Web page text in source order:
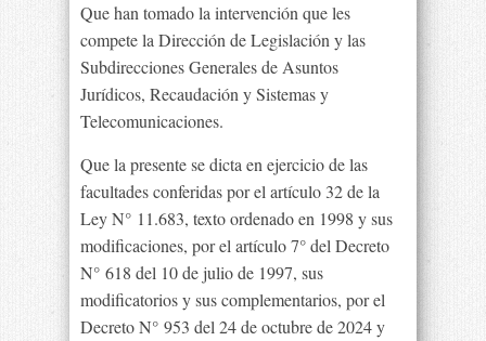
Que han tomado la intervención que les
compete la Dirección de Legislación y las
Subdirecciones Generales de Asuntos
Jurídicos, Recaudación y Sistemas y
Telecomunicaciones.
Que la presente se dicta en ejercicio de las
facultades conferidas por el artículo 32 de la
Ley N° 11.683, texto ordenado en 1998 y sus
modificaciones, por el artículo 7° del Decreto
N° 618 del 10 de julio de 1997, sus
modificatorios y sus complementarios, por el
Decreto N° 953 del 24 de octubre de 2024 y